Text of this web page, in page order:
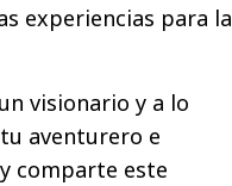
experiencias para la
visionario y a lo
aventurero e
comparte este